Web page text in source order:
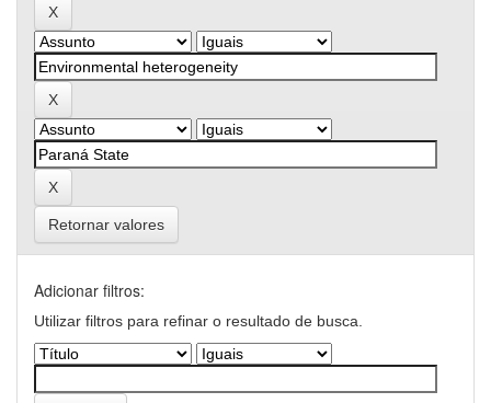
Retornar valores
Adicionar filtros:
Utilizar filtros para refinar o resultado de busca.